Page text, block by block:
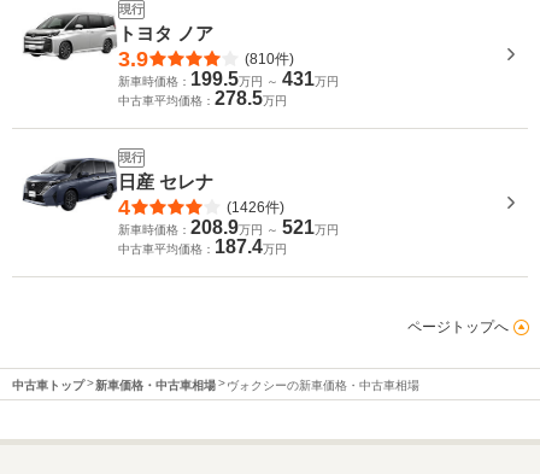
現行
トヨタ ノア
3.9 (810件)
新車時価格： 199.5万円 ～ 431万円
中古車平均価格： 278.5万円
現行
日産 セレナ
4 (1426件)
新車時価格： 208.9万円 ～ 521万円
中古車平均価格： 187.4万円
ページトップへ
中古車トップ 新車価格・中古車相場 ヴォクシーの新車価格・中古車相場